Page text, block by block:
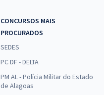
CONCURSOS MAIS
PROCURADOS
SEDES
PC DF - DELTA
PM AL - Polícia Militar do Estado
de Alagoas